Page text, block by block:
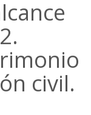
civil.